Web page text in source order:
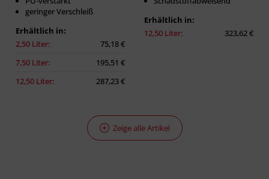
geringer Verschleiß
Erhältlich in:
2,50 Liter:
75,18 €
7,50 Liter:
195,51 €
12,50 Liter:
287,23 €
Erhältlich in:
12,50 Liter:
323,62 €
Zeige alle Artikel